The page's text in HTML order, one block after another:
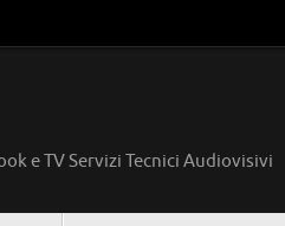
e TV Servizi Tecnici Audiovisivi